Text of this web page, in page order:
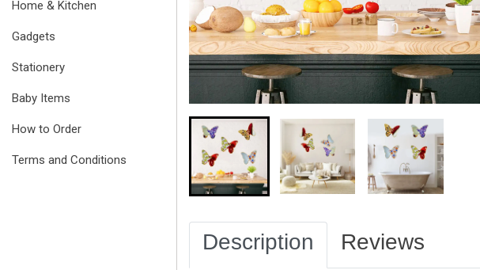
Home & Kitchen
Gadgets
Stationery
Baby Items
How to Order
Terms and Conditions
Description Reviews